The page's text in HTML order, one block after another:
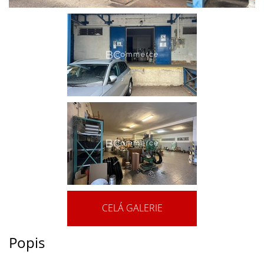
CELÁ GALERIE
Popis